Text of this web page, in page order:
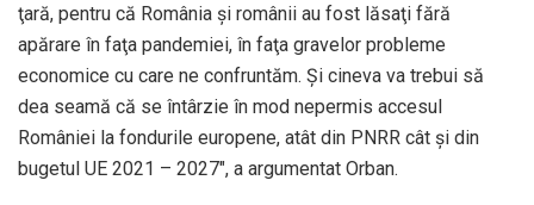
ţară, pentru că România şi românii au fost lăsaţi fără
apărare în faţa pandemiei, în faţa gravelor probleme
economice cu care ne confruntăm. Şi cineva va trebui să
dea seamă că se întârzie în mod nepermis accesul
României la fondurile europene, atât din PNRR cât şi din
bugetul UE 2021 – 2027″, a argumentat Orban.